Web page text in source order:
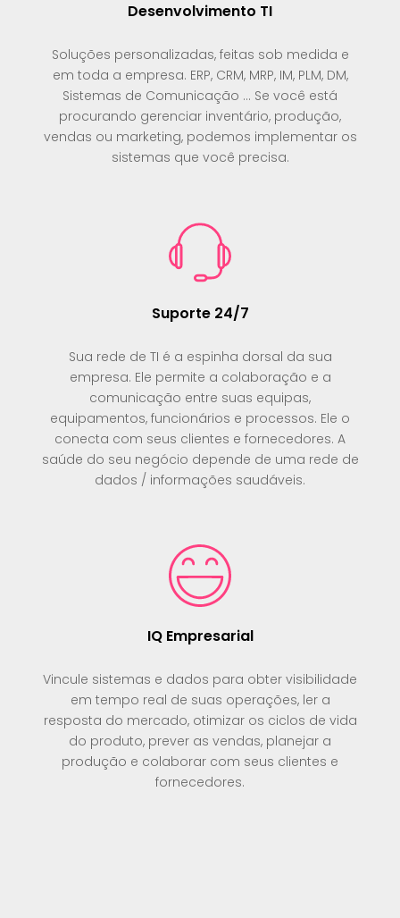
Desenvolvimento TI
Soluções personalizadas, feitas sob medida e
em toda a empresa. ERP, CRM, MRP, IM, PLM, DM,
Sistemas de Comunicação ... Se você está
procurando gerenciar inventário, produção,
vendas ou marketing, podemos implementar os
sistemas que você precisa.
Suporte 24/7
Sua rede de TI é a espinha dorsal da sua
empresa. Ele permite a colaboração e a
comunicação entre suas equipas,
equipamentos, funcionários e processos. Ele o
conecta com seus clientes e fornecedores. A
saúde do seu negócio depende de uma rede de
dados / informações saudáveis.
IQ Empresarial
Vincule sistemas e dados para obter visibilidade
em tempo real de suas operações, ler a
resposta do mercado, otimizar os ciclos de vida
do produto, prever as vendas, planejar a
produção e colaborar com seus clientes e
fornecedores.